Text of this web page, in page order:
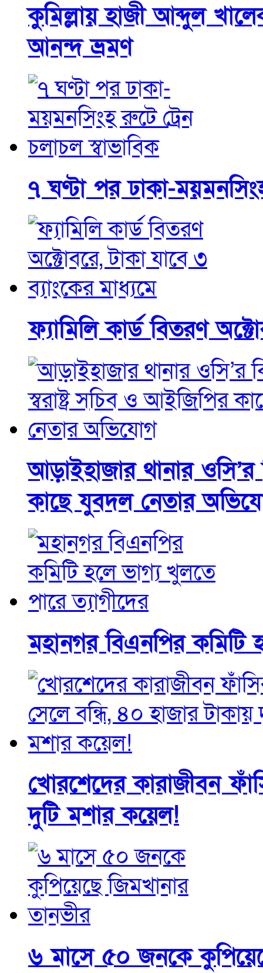
কুমিল্লায় হাজী আব্দুল
আনন্দ ভ্রমণ
৭ ঘণ্টা পর ঢাকা-
ফ্যামিলি কার্ড বিতরণ
আড়াইহাজার থানার ওসি’র
কাছে যুবদল নেতার
মহানগর বিএনপির কমিটি
খোরশেদের কারাজীবন
দুটি মশার কয়েল!
৬ মাসে ৫০ জনকে